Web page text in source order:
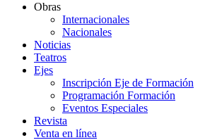
Obras
Internacionales
Nacionales
Noticias
Teatros
Ejes
Inscripción Eje de Formación
Programación Formación
Eventos Especiales
Revista
Venta en línea